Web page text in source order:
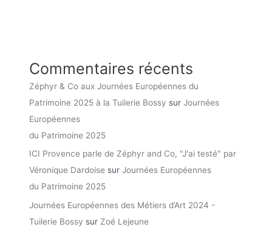
Commentaires récents
Zéphyr & Co aux Journées Européennes du
Patrimoine 2025 à la Tuilerie Bossy surJournées
Européennes
du Patrimoine 2025
ICI Provence parle de Zéphyr and Co, "J'ai testé" par
Véronique Dardoise surJournées Européennes
du Patrimoine 2025
Journées Européennes des Métiers d’Art 2024 -
Tuilerie Bossy sur Zoé Lejeune